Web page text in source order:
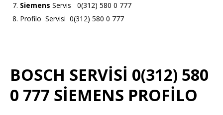
Siemens Servis 0(312) 580 0 777
Profilo Servisi 0(312) 580 0 777
BOSCH SERVİSİ 0(312) 580
0 777 SİEMENS PROFİLO